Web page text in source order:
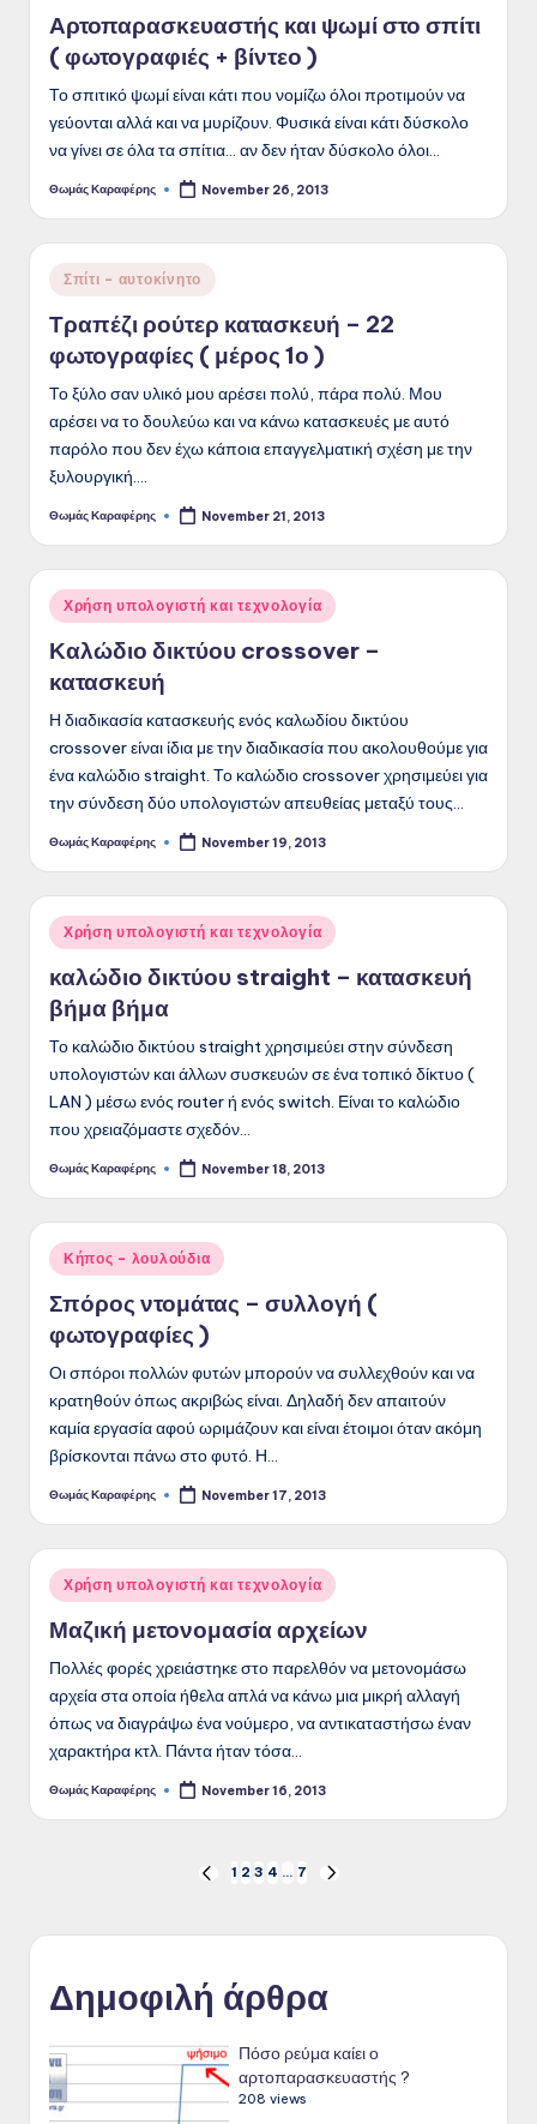
Αρτοπαρασκευαστής και ψωμί στο σπίτι
( φωτογραφιές + βίντεο )
Το σπιτικό ψωμί είναι κάτι που νομίζω όλοι προτιμούν να
γεύονται αλλά και να μυρίζουν. Φυσικά είναι κάτι δύσκολο
να γίνει σε όλα τα σπίτια… αν δεν ήταν δύσκολο όλοι…
Posted
Θωμάς Καραφέρης November 26, 2013
Posted
Σπίτι - αυτοκίνητο
Τραπέζι ρούτερ κατασκευή – 22
φωτογραφίες ( μέρος 1ο )
Το ξύλο σαν υλικό μου αρέσει πολύ, πάρα πολύ. Μου
αρέσει να το δουλεύω και να κάνω κατασκευές με αυτό
παρόλο που δεν έχω κάποια επαγγελματική σχέση με την
ξυλουργική.…
Posted
Θωμάς Καραφέρης November 21, 2013
Posted
in
Χρήση υπολογιστή και τεχνολογία
Καλώδιο δικτύου crossover –
κατασκευή
Η διαδικασία κατασκευής ενός καλωδίου δικτύου
crossover είναι ίδια με την διαδικασία που ακολουθούμε για
ένα καλώδιο straight. Το καλώδιο crossover χρησιμεύει για
την σύνδεση δύο υπολογιστών απευθείας μεταξύ τους…
Posted
Θωμάς Καραφέρης November 19, 2013
Posted
in
Χρήση υπολογιστή και τεχνολογία
καλώδιο δικτύου straight – κατασκευή
βήμα βήμα
Το καλώδιο δικτύου straight χρησιμεύει στην σύνδεση
υπολογιστών και άλλων συσκευών σε ένα τοπικό δίκτυο (
LAN ) μέσω ενός router ή ενός switch. Είναι το καλώδιο
που χρειαζόμαστε σχεδόν…
Posted
Θωμάς Καραφέρης November 18, 2013
Posted
in
Κήπος - λουλούδια
Σπόρος ντομάτας – συλλογή (
φωτογραφίες )
Οι σπόροι πολλών φυτών μπορούν να συλλεχθούν και να
κρατηθούν όπως ακριβώς είναι. Δηλαδή δεν απαιτούν
καμία εργασία αφού ωριμάζουν και είναι έτοιμοι όταν ακόμη
βρίσκονται πάνω στο φυτό. Η…
Posted
Θωμάς Καραφέρης November 17, 2013
Posted
in
Χρήση υπολογιστή και τεχνολογία
Μαζική μετονομασία αρχείων
Πολλές φορές χρειάστηκε στο παρελθόν να μετονομάσω
αρχεία στα οποία ήθελα απλά να κάνω μια μικρή αλλαγή
όπως να διαγράψω ένα νούμερο, να αντικαταστήσω έναν
χαρακτήρα κτλ. Πάντα ήταν τόσα…
Posted
Θωμάς Καραφέρης November 16, 2013
pagination
PREVIOUS
1 2 3 4 … 7
Δημοφιλή άρθρα
Πόσο ρεύμα καίει ο
αρτοπαρασκευαστής ?
208 views